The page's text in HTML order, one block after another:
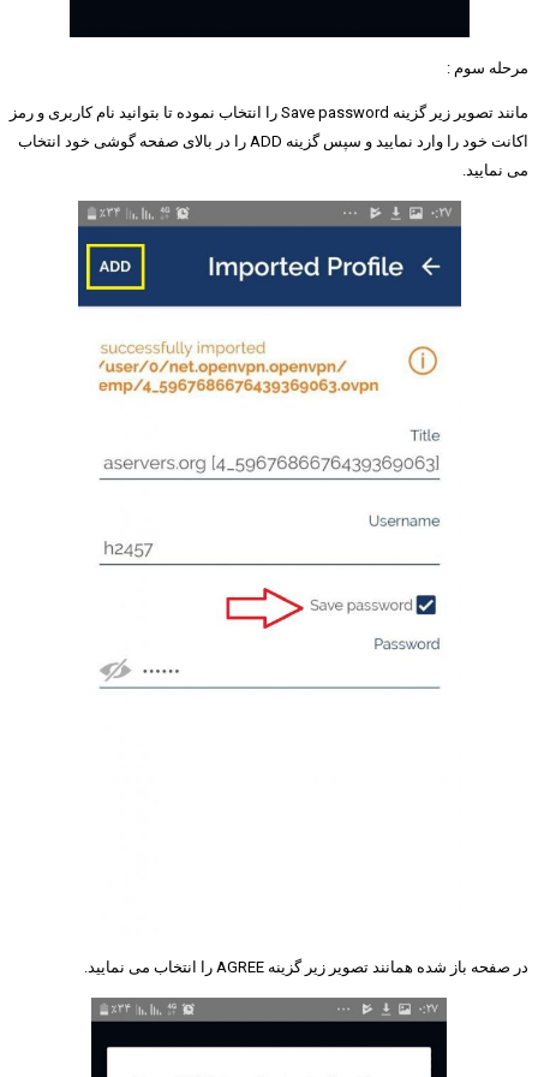
مرحله سوم :
مانند تصویر زیر گزینه Save password را انتخاب نموده تا بتوانید نام کاربری و رمز
اکانت خود را وارد نمایید و سپس گزینه ADD را در بالای صفحه گوشی خود انتخاب
می نمایید.
در صفحه باز شده همانند تصویر زیر گزینه AGREE را انتخاب می نمایید.